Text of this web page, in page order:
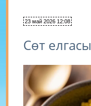
23 май 2026 12:08
Сөт елгасы